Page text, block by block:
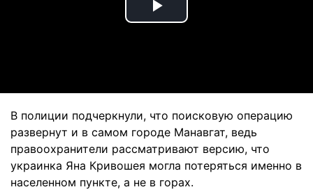
Play
В полиции подчеркнули, что поисковую операцию
развернут и в самом городе Манавгат, ведь
правоохранители рассматривают версию, что
украинка Яна Кривошея могла потеряться именно в
населенном пункте, а не в горах.